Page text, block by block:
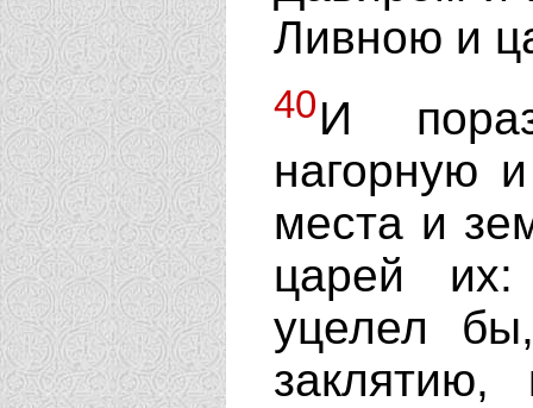
Ливною и
40И
нагорную
места и
царей
уцелел
заклятию,